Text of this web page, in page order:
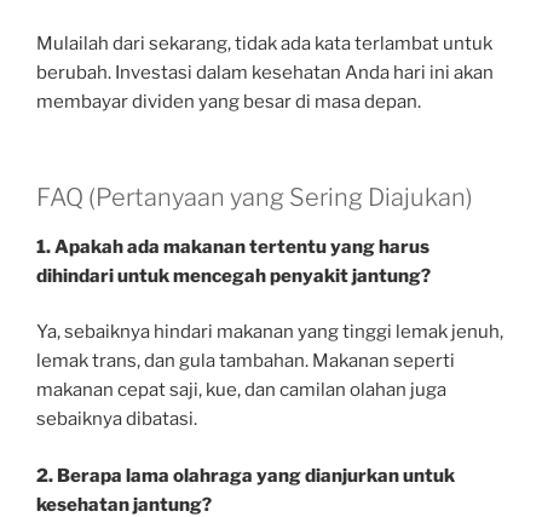
Mulailah dari sekarang, tidak ada kata terlambat untuk
berubah. Investasi dalam kesehatan Anda hari ini akan
membayar dividen yang besar di masa depan.
FAQ (Pertanyaan yang Sering Diajukan)
1. Apakah ada makanan tertentu yang harus
dihindari untuk mencegah penyakit jantung?
Ya, sebaiknya hindari makanan yang tinggi lemak jenuh,
lemak trans, dan gula tambahan. Makanan seperti
makanan cepat saji, kue, dan camilan olahan juga
sebaiknya dibatasi.
2. Berapa lama olahraga yang dianjurkan untuk
kesehatan jantung?